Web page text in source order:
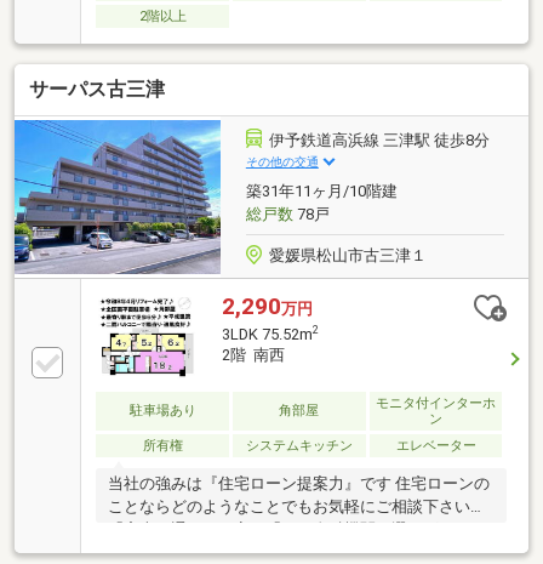
2階以上
サーパス古三津
伊予鉄道高浜線 三津駅 徒歩8分
その他の交通
築31年11ヶ月/10階建
総戸数78戸
愛媛県松山市古三津１
2,290万円
3LDK 75.52m2
2階 南西
駐車場あり 角部屋
モニタ付インターホ
ン
所有権
システムキッチン エレベーター
当社の強みは『住宅ローン提案力』です 住宅ローンの
ことならどのようなことでもお気軽にご相談下さい。
分からない」「住宅ローン商品の選び方が分からな